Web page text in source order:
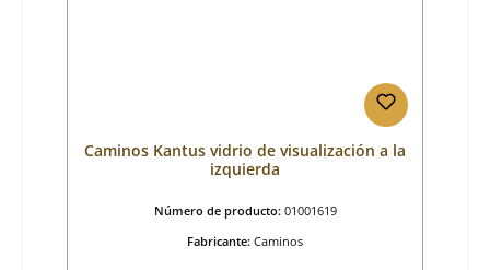
Caminos Kantus vidrio de visualización a la
izquierda
Número de producto: 01001619
Fabricante: Caminos